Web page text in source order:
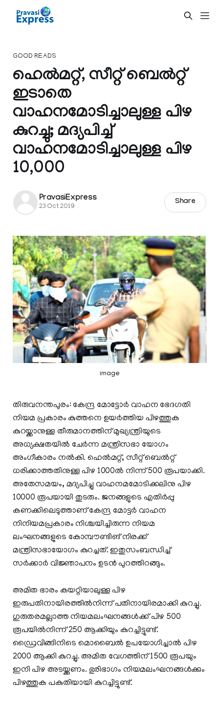
GOOD READS
ഹെല്‍മറ്റ്, സീറ്റ് ബെല്‍റ്റ്
ഇടാതെ
വാഹനമോടിച്ചാലുള്ള പിഴ
കുറച്ചു; മദ്യപിച്ച്
വാഹനമോടിച്ചാലുള്ള പിഴ
10,000
PravasiExpress
23 Oct 2019
Share
image
തിരുവനന്തപുരം: കേന്ദ്ര മോട്ടോര്‍ വാഹന ഭേദഗതി
നിയമ പ്രകാരം കുത്തനെ ഉയര്‍ത്തിയ പിഴത്തുക
കുറയ്ക്കാനുള്ള തീരുമാനത്തിന് മുഖ്യന്ത്രിയുടെ
അധ്യക്ഷതയില്‍ ചേര്‍ന്ന മന്ത്രിസഭാ യോഗം
അംഗീകാരം നല്‍കി. ഹെൽമറ്റ്, സീറ്റ് ബെൽറ്റ്
ധരിക്കാത്തതിനുള്ള പിഴ 1000ൽ നിന്ന് 500 രൂപയാക്കി.
അതേസമയം, മദ്യപിച്ചു വാഹനമമോടിക്കലിനു പിഴ
10000 രൂപയായി തുടരും. ജനങ്ങളുടെ എതിര്‍പ്പു
കണക്കിലെടുത്താണ് കേന്ദ്ര മോട്ടര്‍ വാഹന
നിനിയമപ്രകാരം നിശ്ചയിച്ചിരുന്ന നിയമ
ലംഘനങ്ങളുടെ കോമ്പൗണ്ടിങ് നിരക്ക്
മന്ത്രിസഭായോഗം കുറച്ചത്. ഇതുസംബന്ധിച്ച്
സര്‍ക്കാര്‍ വിജ്ഞാപനം ഉടന്‍ പുറത്തിറങ്ങും.
അമിത ഭാരം കയറ്റിയാലുള്ള പിഴ
ഇരുപതിനായിരത്തില്‍നിന്ന് പതിനായിരമാക്കി കുറച്ചു.
ഗുരുതരമല്ലാത്ത നിയമലംഘനങ്ങള്‍ക്ക് പിഴ 500
രൂപയില്‍നിന്ന് 250 ആക്കിയും കുറച്ചിട്ടുണ്ട്.
ഡ്രൈവിങ്ങിനിടെ മൊബൈല്‍ ഉപയോഗിച്ചാല്‍ പിഴ
2000 ആക്കി കുറച്ചു. അമിത വേഗത്തിന് 1500 രൂപയും
ഇനി പിഴ അടയ്ക്കണം. ഭുരിഭാഗം നിയമലംഘനങ്ങള്‍ക്കും
പിഴത്തുക പകുതിയായി കുറച്ചിട്ടുണ്ട്.